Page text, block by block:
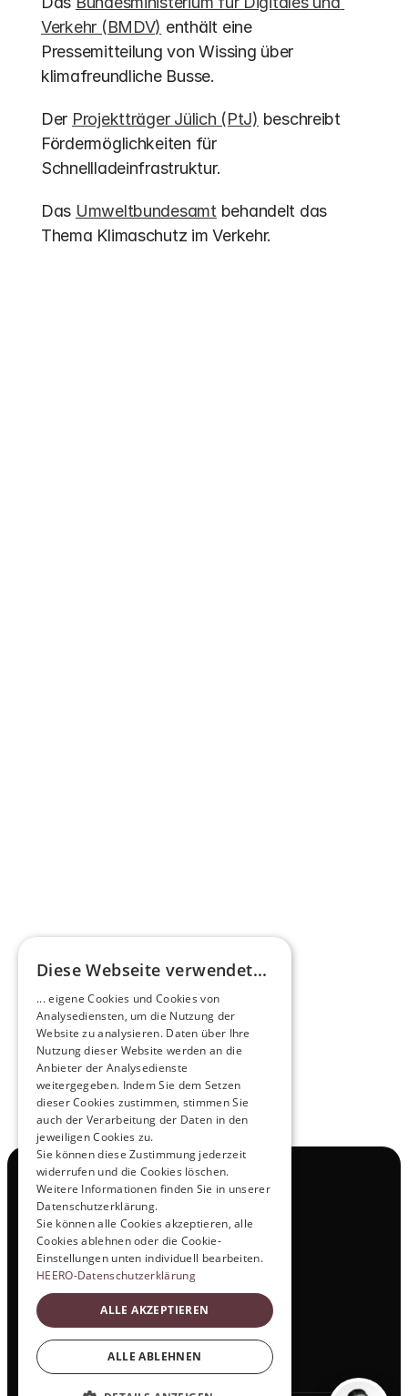
Verkehr (BMDV) enthält eine
Pressemitteilung von Wissing über
klimafreundliche Busse.
Der Projektträger Jülich (PtJ) beschreibt
Fördermöglichkeiten für
Schnellladeinfrastruktur.
Das Umweltbundesamt behandelt das
Thema Klimaschutz im Verkehr.
HEERO
Mehr erfahren
View All
Navigation
Kontakt
Probefahrt
Karriere
Investor Relations
Legal & Policies
Impressum
Social
Diese Webseite verwendet...
... eigene Cookies und Cookies von
Analysediensten, um die Nutzung der
Website zu analysieren. Daten über Ihre
Nutzung dieser Website werden an die
Anbieter der Analysedienste
weitergegeben. Indem Sie dem Setzen
dieser Cookies zustimmen, stimmen Sie
auch der Verarbeitung der Daten in den
jeweiligen Cookies zu.
Sie können diese Zustimmung jederzeit
widerrufen und die Cookies löschen.
Weitere Informationen finden Sie in unserer
Datenschutzerklärung.
Sie können alle Cookies akzeptieren, alle
Cookies ablehnen oder die Cookie-
Einstellungen unten individuell bearbeiten.
HEERO-Datenschutzerklärung
ALLE AKZEPTIEREN
ALLE ABLEHNEN